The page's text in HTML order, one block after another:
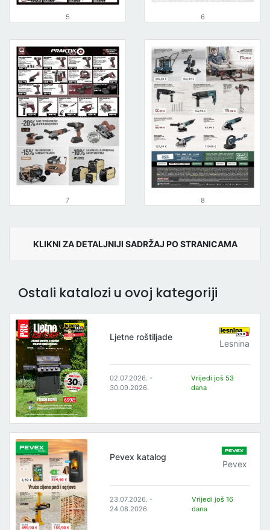
5 6
7 8
KLIKNI ZA DETALJNIJI SADRŽAJ PO STRANICAMA
Ostali katalozi u ovoj kategoriji
Ljetne roštiljade
Lesnina
02.07.2026. -
30.09.2026.
Vrijedi još 53
dana
Pevex katalog
Pevex
23.07.2026. -
24.08.2026.
Vrijedi još 16
dana